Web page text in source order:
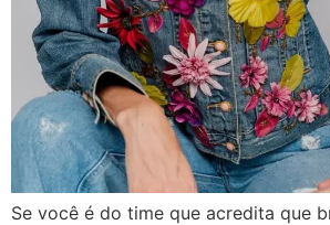
Se você é do time que acredita que